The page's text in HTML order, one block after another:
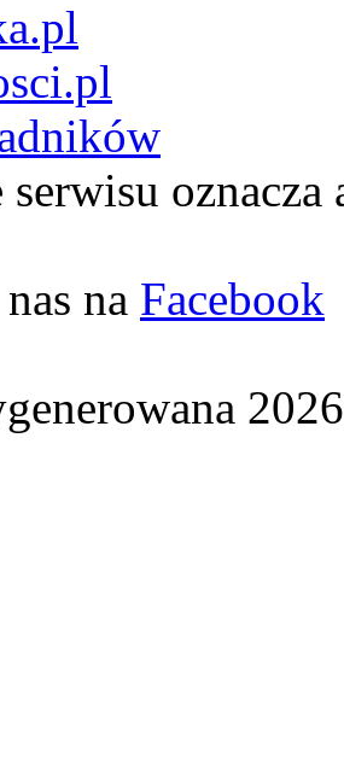
oznacza
na Facebook